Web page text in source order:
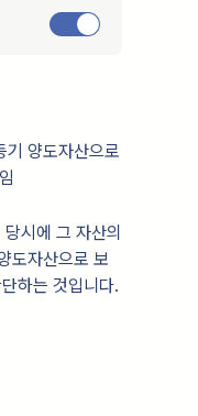
기 양도자산으로
시에 그 자산의
도자산으로 보
하는 것입니다.